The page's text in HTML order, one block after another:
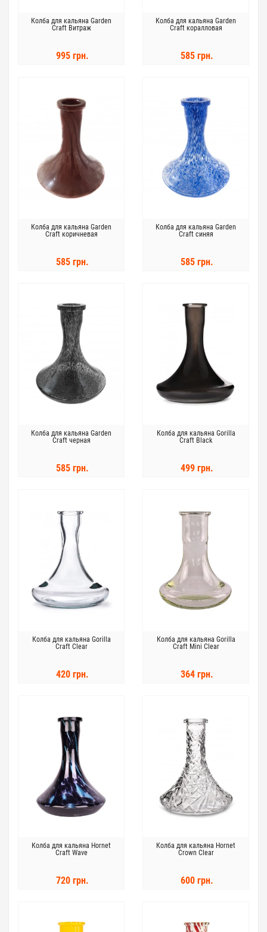
Колба для кальяна Garden
Craft Витраж
995 грн.
Колба для кальяна Garden
Craft коралловая
585 грн.
Колба для кальяна Garden
Craft коричневая
585 грн.
Колба для кальяна Garden
Craft синяя
585 грн.
Колба для кальяна Garden
Craft черная
585 грн.
Колба для кальяна Gorilla
Craft Black
499 грн.
Колба для кальяна Gorilla
Craft Clear
420 грн.
Колба для кальяна Gorilla
Craft Mini Clear
364 грн.
Колба для кальяна Hornet
Craft Wave
720 грн.
Колба для кальяна Hornet
Crown Clear
600 грн.